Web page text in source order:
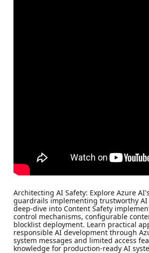
Architecting AI Safety: Explore Azure
guardrails implementing trustworthy AI
deep-dive into Content Safety
control mechanisms, configurable
blocklist deployment. Learn practical
responsible AI development through
system messages and limited access
knowledge for production-ready AI